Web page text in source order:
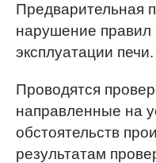
Предварительная
нарушение правил
эксплуатации печи.
Проводятся
направленные на
обстоятельств
результатам